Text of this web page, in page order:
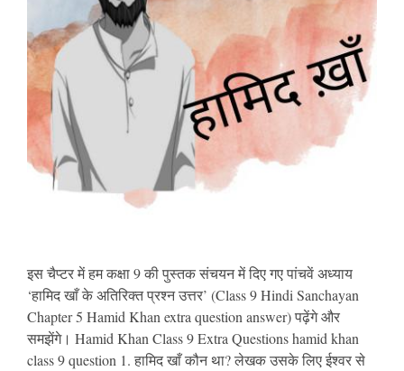
इस चैप्टर में हम कक्षा 9 की पुस्तक संचयन में दिए गए पांचवें अध्याय
‘हामिद खाँ के अतिरिक्त प्रश्न उत्तर’ (Class 9 Hindi Sanchayan
Chapter 5 Hamid Khan extra question answer) पढ़ेंगे और
समझेंगे। Hamid Khan Class 9 Extra Questions hamid khan
class 9 question 1. हामिद खाँ कौन था? लेखक उसके लिए ईश्वर से